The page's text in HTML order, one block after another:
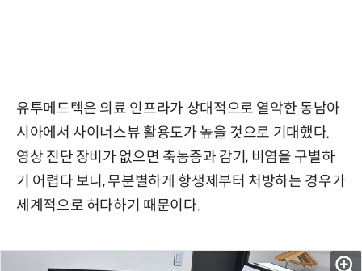
유투메드텍은 의료 인프라가 상대적으로 열악한 동남아
시아에서 사이너스뷰 활용도가 높을 것으로 기대했다.
영상 진단 장비가 없으면 축농증과 감기, 비염을 구별하
기 어렵다 보니, 무분별하게 항생제부터 처방하는 경우가
세계적으로 허다하기 때문이다.